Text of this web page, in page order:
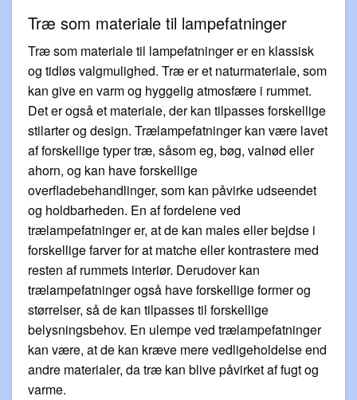
Træ som materiale til lampefatninger
Træ som materiale til lampefatninger er en klassisk
og tidløs valgmulighed. Træ er et naturmateriale, som
kan give en varm og hyggelig atmosfære i rummet.
Det er også et materiale, der kan tilpasses forskellige
stilarter og design. Trælampefatninger kan være lavet
af forskellige typer træ, såsom eg, bøg, valnød eller
ahorn, og kan have forskellige
overfladebehandlinger, som kan påvirke udseendet
og holdbarheden. En af fordelene ved
trælampefatninger er, at de kan males eller bejdse i
forskellige farver for at matche eller kontrastere med
resten af ​​rummets interiør. Derudover kan
trælampefatninger også have forskellige former og
størrelser, så de kan tilpasses til forskellige
belysningsbehov. En ulempe ved trælampefatninger
kan være, at de kan kræve mere vedligeholdelse end
andre materialer, da træ kan blive påvirket af fugt og
varme.